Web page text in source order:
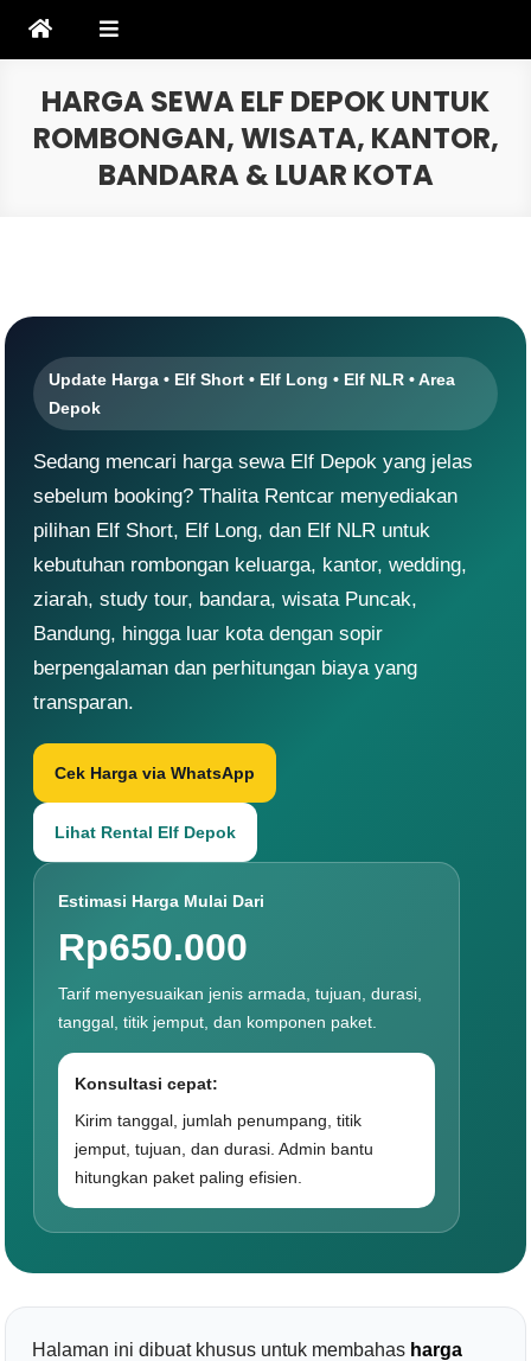
HARGA SEWA ELF DEPOK UNTUK
ROMBONGAN, WISATA, KANTOR,
BANDARA & LUAR KOTA
Update Harga • Elf Short • Elf Long • Elf NLR • Area
Depok
Sedang mencari harga sewa Elf Depok yang jelas
sebelum booking? Thalita Rentcar menyediakan
pilihan Elf Short, Elf Long, dan Elf NLR untuk
kebutuhan rombongan keluarga, kantor, wedding,
ziarah, study tour, bandara, wisata Puncak,
Bandung, hingga luar kota dengan sopir
berpengalaman dan perhitungan biaya yang
transparan.
Cek Harga via WhatsApp
Lihat Rental Elf Depok
Estimasi Harga Mulai Dari
Rp650.000
Tarif menyesuaikan jenis armada, tujuan, durasi,
tanggal, titik jemput, dan komponen paket.
Konsultasi cepat:
Kirim tanggal, jumlah penumpang, titik
jemput, tujuan, dan durasi. Admin bantu
hitungkan paket paling efisien.
Halaman ini dibuat khusus untuk membahas harga